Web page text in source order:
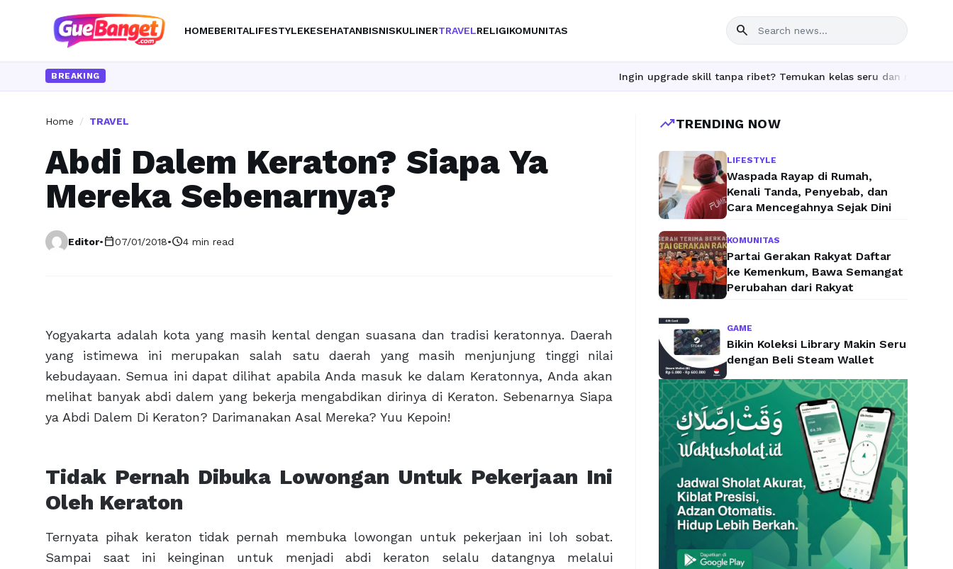
HOMEBERITALIFESTYLEKESEHATANBISNISKULINERTRAVELRELIGIKOMUNITAS search
BREAKING Ingin upgrade skill tanpa ribet? Temukan kelas seru dan materi lengkap
Home / TRAVEL
Abdi Dalem Keraton? Siapa Ya
Mereka Sebenarnya?
Editor•calendar_today07/01/2018•schedule4 min read
Yogyakarta adalah kota yang masih kental dengan suasana dan tradisi keratonnya. Daerah
yang istimewa ini merupakan salah satu daerah yang masih menjunjung tinggi nilai
kebudayaan. Semua ini dapat dilihat apabila Anda masuk ke dalam Keratonnya, Anda akan
melihat banyak abdi dalem yang bekerja mengabdikan dirinya di Keraton. Sebenarnya Siapa
ya Abdi Dalem Di Keraton? Darimanakan Asal Mereka? Yuu Kepoin!
Tidak Pernah Dibuka Lowongan Untuk Pekerjaan Ini
Oleh Keraton
Ternyata pihak keraton tidak pernah membuka lowongan untuk pekerjaan ini loh sobat.
Sampai saat ini keinginan untuk menjadi abdi keraton selalu datangnya melalui
trending_upTRENDING NOW
LIFESTYLE
Waspada Rayap di Rumah,
Kenali Tanda, Penyebab, dan
Cara Mencegahnya Sejak Dini
KOMUNITAS
Partai Gerakan Rakyat Daftar
ke Kemenkum, Bawa Semangat
Perubahan dari Rakyat
GAME
Bikin Koleksi Library Makin Seru
dengan Beli Steam Wallet